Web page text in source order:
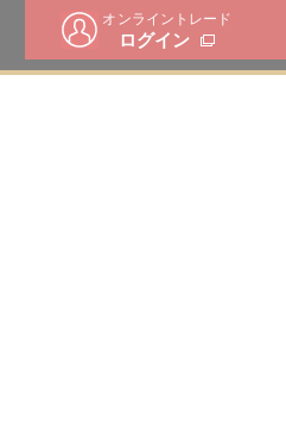
オンライントレード
ログイン